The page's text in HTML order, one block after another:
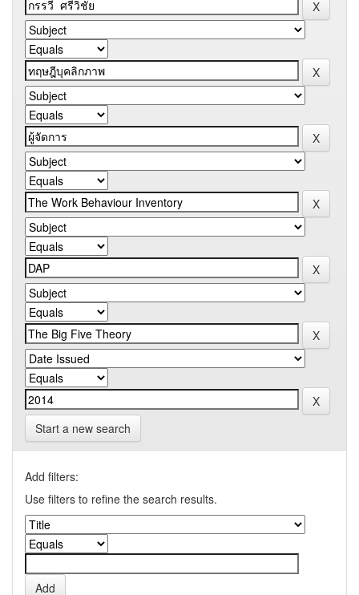
Start a new search
Add filters:
Use filters to refine the search results.